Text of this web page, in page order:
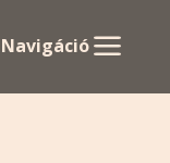
Navigáció